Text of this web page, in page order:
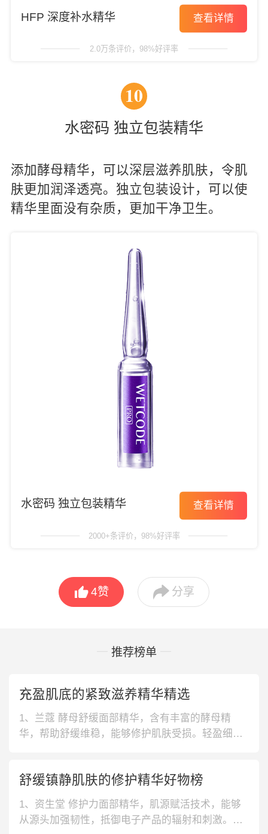
HFP 深度补水精华 查看详情
2.0万条评价，98%好评率
10
水密码 独立包装精华
添加酵母精华，可以深层滋养肌肤，令肌
肤更加润泽透亮。独立包装设计，可以使
精华里面没有杂质，更加干净卫生。
水密码 独立包装精华 查看详情
2000+条评价，98%好评率
4赞  分享
推荐榜单
充盈肌底的紧致滋养精华精选
1、兰蔻 酵母舒缓面部精华，含有丰富的酵母精
华，帮助舒缓维稳，能够修护肌肤受损。轻盈细腻
物海洋堇精华，纯度较高，易于吸收，给肌肤提供
密集呵护。具备较好的渗透能力，渗透直达肌底，
帮助强韧肌肤屏障。3、兰蔻 玫瑰水
舒缓镇静肌肤的修护精华好物榜
1、资生堂 修护力面部精华，肌源赋活技术，能够
从源头加强韧性，抵御电子产品的辐射和刺激。并